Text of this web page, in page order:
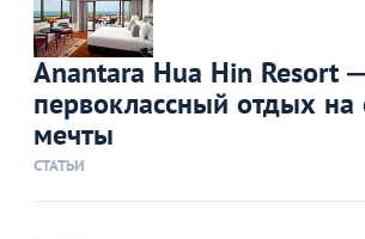
Anantara Hua Hin Resort
первоклассный отдых на
мечты
СТАТЬИ